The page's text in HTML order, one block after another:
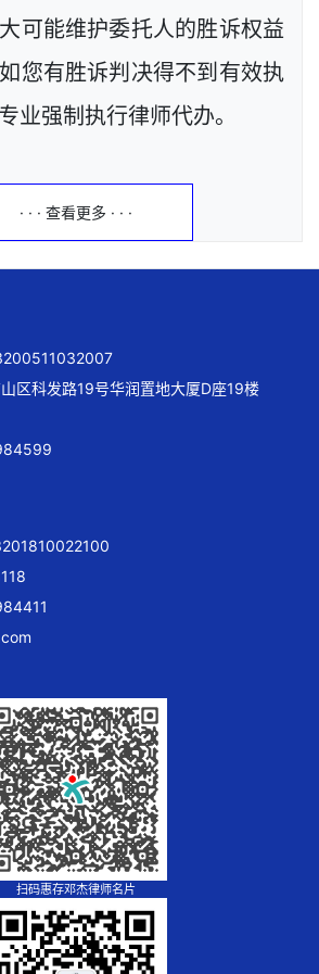
可能维护委托人的胜诉权益
您有胜诉判决得不到有效执
业强制执行律师代办。
· · · 查看更多 · · ·
区科发路19号华润置地大厦D座19楼
扫码惠存邓杰律师名片